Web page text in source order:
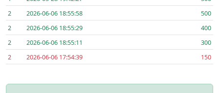
2
2026-06-06 18:55:58
500
2
2026-06-06 18:55:29
400
2
2026-06-06 18:55:11
300
2
2026-06-06 17:54:39 150